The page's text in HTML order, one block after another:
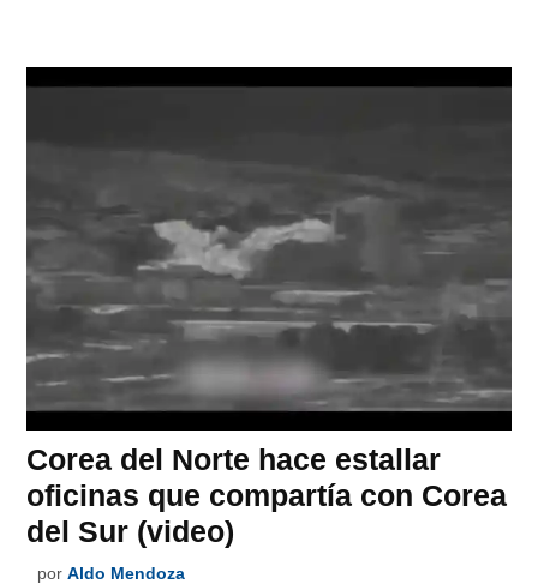
Corea del Norte hace estallar
oficinas que compartía con Corea
del Sur (video)
por Aldo Mendoza